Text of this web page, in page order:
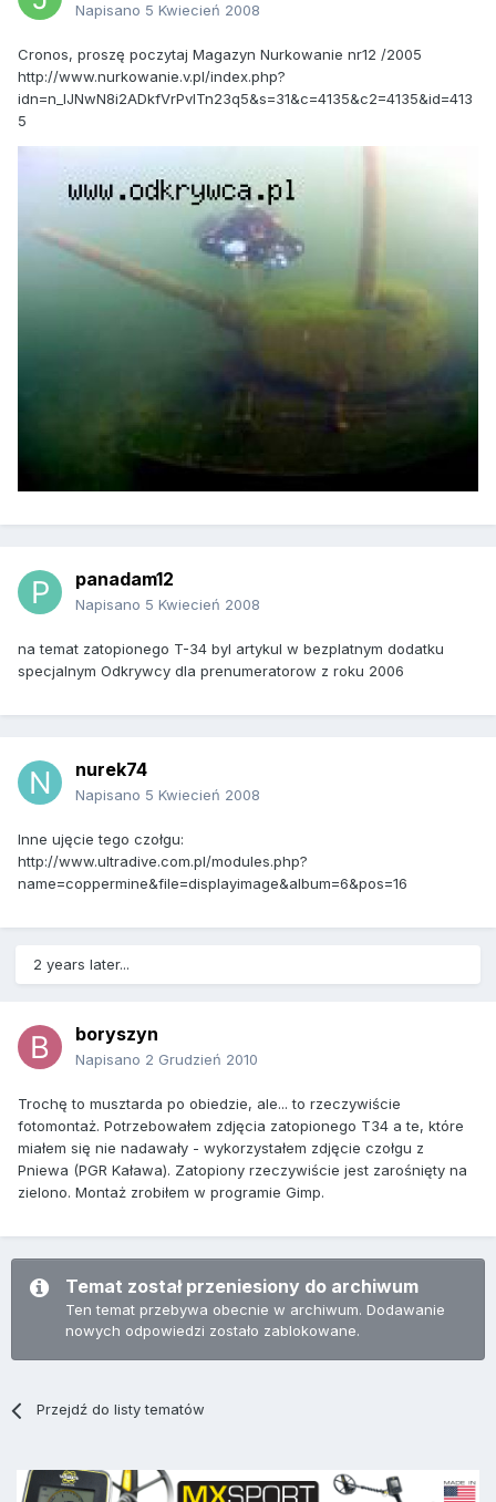
Napisano 5 Kwiecień 2008
Cronos, proszę poczytaj Magazyn Nurkowanie nr12 /2005
http://www.nurkowanie.v.pl/index.php?
idn=n_lJNwN8i2ADkfVrPvITn23q5&s=31&c=4135&c2=4135&id=413
5
panadam12
Napisano 5 Kwiecień 2008
na temat zatopionego T-34 byl artykul w bezplatnym dodatku
specjalnym Odkrywcy dla prenumeratorow z roku 2006
nurek74
Napisano 5 Kwiecień 2008
Inne ujęcie tego czołgu:
http://www.ultradive.com.pl/modules.php?
name=coppermine&file=displayimage&album=6&pos=16
2 years later...
boryszyn
Napisano 2 Grudzień 2010
Trochę to musztarda po obiedzie, ale... to rzeczywiście
fotomontaż. Potrzebowałem zdjęcia zatopionego T34 a te, które
miałem się nie nadawały - wykorzystałem zdjęcie czołgu z
Pniewa (PGR Kaława). Zatopiony rzeczywiście jest zarośnięty na
zielono. Montaż zrobiłem w programie Gimp.
Temat został przeniesiony do archiwum
Ten temat przebywa obecnie w archiwum. Dodawanie
nowych odpowiedzi zostało zablokowane.
Przejdź do listy tematów